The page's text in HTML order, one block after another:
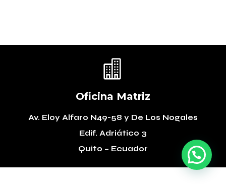

Oficina Matriz
Av. Eloy Alfaro N49-58 y De Los Nogales
Edif. Adriático 3
Quito – Ecuador